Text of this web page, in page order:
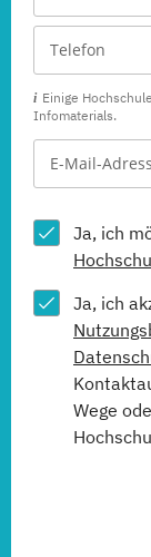
Einige
Infomaterials.
Ja, ich
Ja, ich
Wege